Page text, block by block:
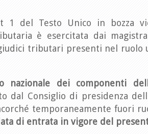
1 del Testo Unico in bozza
è esercitata dai
tributari presenti nel ruolo
nazionale dei componenti
dal Consiglio di presidenza
temporaneamente fuori
di entrata in vigore del